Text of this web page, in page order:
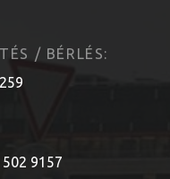
/ BÉRLÉS:
9157